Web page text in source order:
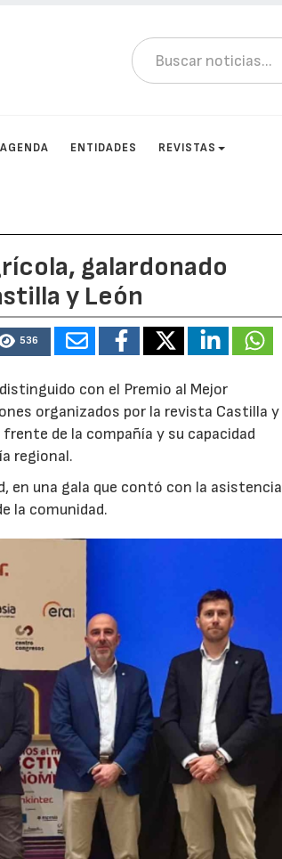
AGENDA ENTIDADES REVISTAS
galardonado
y León
536
con el Premio al Mejor
organizados por la revista Castilla y
de la compañía y su capacidad
regional.
en una gala que contó con la asistencia
la comunidad.